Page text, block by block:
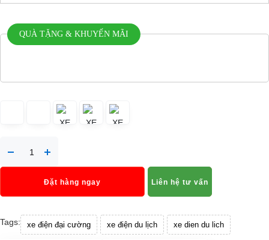
QUÀ TẶNG & KHUYẾN MÃI
Đặt hàng ngay Liên hệ tư vấn
Tags: xe điện đại cường xe điện du lịch xe dien du lich